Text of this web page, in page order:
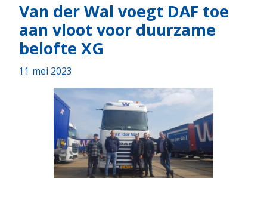
Van der Wal voegt DAF toe
aan vloot voor duurzame
belofte XG
11 mei 2023